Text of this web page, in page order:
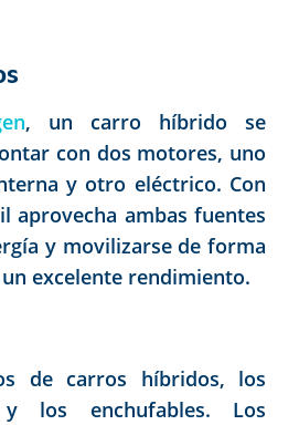
, un carro híbrido se
con dos motores, uno
y otro eléctrico. Con
aprovecha ambas fuentes
y movilizarse de forma
excelente rendimiento.
de carros híbridos, los
y los enchufables. Los